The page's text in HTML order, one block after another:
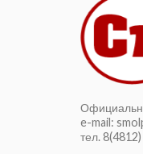
e-mail:
тел.